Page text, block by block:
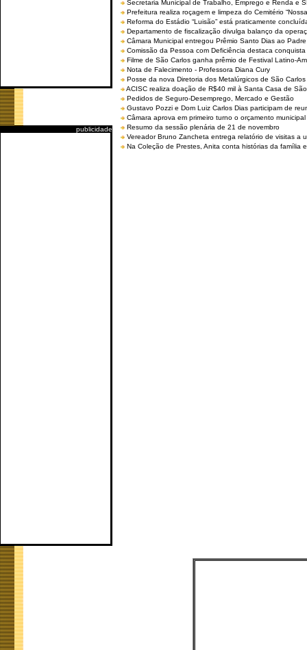
publicidade
Secretaria Municipal de Trabalho, Emprego e Renda e
Prefeitura realiza roçagem e limpeza do Cemitério
Reforma do Estádio “Luisão” está praticamente
Departamento de fiscalização divulga balanço da
Câmara Municipal entregou Prêmio Santo Dias ao
Comissão da Pessoa com Deficiência destaca
Filme de São Carlos ganha prêmio de Festival Latino-
Nota de Falecimento - Professora Diana Cury
Posse da nova Diretoria dos Metalúrgicos de São
ACISC realiza doação de R$40 mil à Santa Casa de
Pedidos de Seguro-Desemprego, Mercado e Gestão
Gustavo Pozzi e Dom Luiz Carlos Dias participam de
Câmara aprova em primeiro turno o orçamento
Resumo da sessão plenária de 21 de novembro
Vereador Bruno Zancheta entrega relatório de visitas a
Na Coleção de Prestes, Anita conta histórias da família